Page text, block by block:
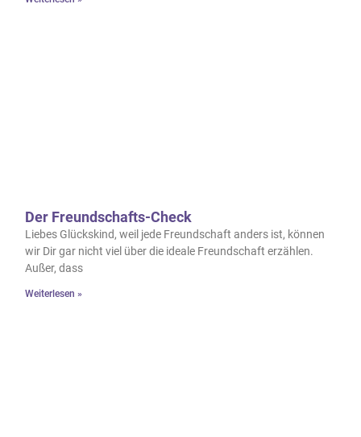
Der Freundschafts-Check
Liebes Glückskind, weil jede Freundschaft anders ist, können
wir Dir gar nicht viel über die ideale Freundschaft erzählen.
Außer, dass
Weiterlesen »